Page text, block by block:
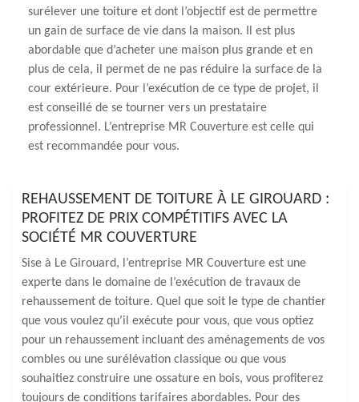
surélever une toiture et dont l’objectif est de permettre
un gain de surface de vie dans la maison. Il est plus
abordable que d’acheter une maison plus grande et en
plus de cela, il permet de ne pas réduire la surface de la
cour extérieure. Pour l’exécution de ce type de projet, il
est conseillé de se tourner vers un prestataire
professionnel. L’entreprise MR Couverture est celle qui
est recommandée pour vous.
REHAUSSEMENT DE TOITURE À LE GIROUARD :
PROFITEZ DE PRIX COMPÉTITIFS AVEC LA
SOCIÉTÉ MR COUVERTURE
Sise à Le Girouard, l’entreprise MR Couverture est une
experte dans le domaine de l’exécution de travaux de
rehaussement de toiture. Quel que soit le type de chantier
que vous voulez qu’il exécute pour vous, que vous optiez
pour un rehaussement incluant des aménagements de vos
combles ou une surélévation classique ou que vous
souhaitiez construire une ossature en bois, vous profiterez
toujours de conditions tarifaires abordables. Pour des